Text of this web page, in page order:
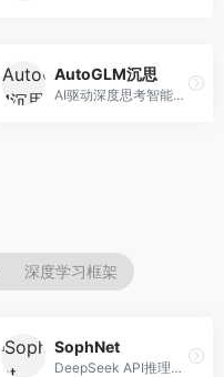
AutoGLM沉思
AI驱动深度思考智能体，专注于复杂推理任务。面向高级用户，提供深度分析、逻辑推理、决策支持等服务，推理能力强。
深度学习框架
SophNet
DeepSeek API推理平台，专注于DeepSeek模型服务。面向开发者，提供DeepSeek模型API、高性能推理、低成本服务，推理效率高。